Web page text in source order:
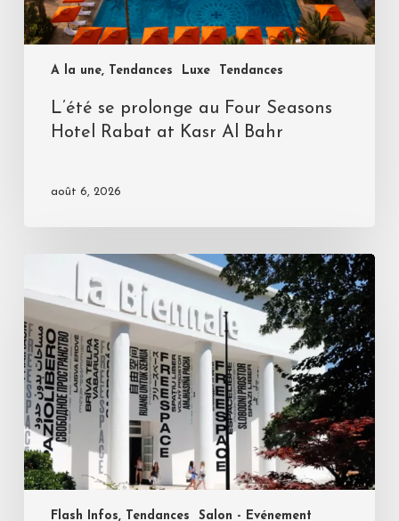
A la une, Tendances Luxe Tendances
L’été se prolonge au Four Seasons
Hotel Rabat at Kasr Al Bahr
août 6, 2026
Flash Infos, Tendances Salon - Evénement